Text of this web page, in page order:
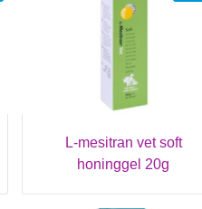
l-mesitran vet soft
honinggel 20g